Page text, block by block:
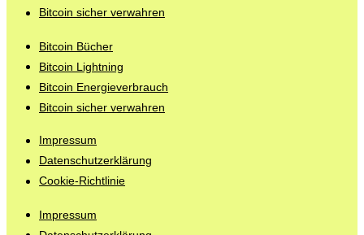
Bitcoin sicher verwahren
Bitcoin Bücher
Bitcoin Lightning
Bitcoin Energieverbrauch
Bitcoin sicher verwahren
Impressum
Datenschutzerklärung
Cookie-Richtlinie
Impressum